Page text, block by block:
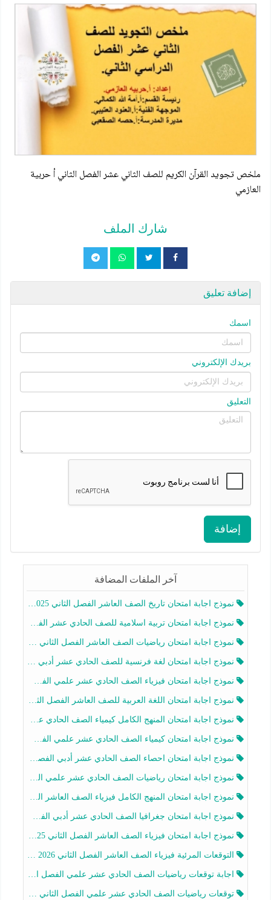
ملخص تجويد القرآن الكريم للصف الثاني عشر الفصل الثاني أ حربية
العازمي
شارك الملف
إضافة تعليق
اسمك
بريدك الإلكتروني
التعليق
إضافة
آخر الملفات المضافة
نموذج اجابة امتحان تاريخ الصف العاشر الفصل الثاني 2025-2026
نموذج اجابة امتحان تربية اسلامية للصف الحادي عشر الفصل الثاني 2025-2026
نموذج اجابة امتحان رياضيات الصف العاشر الفصل الثاني 2025-2026
نموذج اجابة امتحان لغة فرنسية للصف الحادي عشر أدبي الفصل الثاني 2025-2026
نموذج اجابة امتحان فيزياء الصف الحادي عشر علمي الفصل الثاني 2025-2026
نموذج اجابة امتحان اللغة العربية للصف العاشر الفصل الثاني 2025-2026
نموذج اجابة امتحان المنهج الكامل كيمياء الصف الحادي عشر علمي الفصل الثاني 2025-2026
نموذج اجابة امتحان كيمياء الصف الحادي عشر علمي الفصل الثاني 2025-2026
نموذج اجابة امتحان احصاء الصف الحادي عشر أدبي الفصل الثاني 2025-2026
نموذج اجابة امتحان رياضيات الصف الحادي عشر علمي الفصل الثاني 2025-2026
نموذج اجابة امتحان المنهج الكامل فيزياء الصف العاشر الفصل الثاني 2025-2026
نموذج اجابة امتحان جغرافيا الصف الحادي عشر أدبي الفصل الثاني 2025-2026
نموذج اجابة امتحان فيزياء الصف العاشر الفصل الثاني 2025-2026
التوقعات المرئية فيزياء الصف العاشر الفصل الثاني 2026 أ هيثم الليثي
اجابة توقعات رياضيات الصف الحادي عشر علمي الفصل الثاني 2025-2026 أ عمرو فايز
توقعات رياضيات الصف الحادي عشر علمي الفصل الثاني 2025-2026 أ عمرو فايز